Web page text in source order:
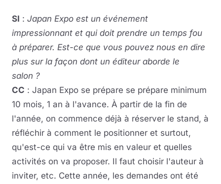
SI : Japan Expo est un événement
impressionnant et qui doit prendre un temps fou
à préparer. Est-ce que vous pouvez nous en dire
plus sur la façon dont un éditeur aborde le
salon ?
CC : Japan Expo se prépare se prépare minimum
10 mois, 1 an à l'avance. À partir de la fin de
l'année, on commence déjà à réserver le stand, à
réfléchir à comment le positionner et surtout,
qu'est-ce qui va être mis en valeur et quelles
activités on va proposer. Il faut choisir l'auteur à
inviter, etc. Cette année, les demandes ont été